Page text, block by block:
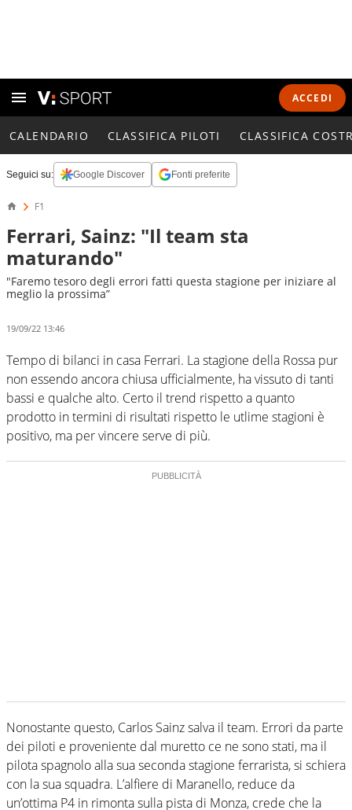
ACCEDI
CALENDARIO CLASSIFICA PILOTI CLASSIFICA
Seguici su: Google Discover Fonti preferite
F1
Ferrari, Sainz: "Il team sta
maturando"
"Faremo tesoro degli errori fatti questa stagione per iniziare al
meglio la prossima”
19/09/22 13:46
Tempo di bilanci in casa Ferrari. La stagione della Rossa pur
non essendo ancora chiusa ufficialmente, ha vissuto di tanti
bassi e qualche alto. Certo il trend rispetto a quanto
prodotto in termini di risultati rispetto le utlime stagioni è
positivo, ma per vincere serve di più.
Nonostante questo, Carlos Sainz salva il team. Errori da parte
dei piloti e proveniente dal muretto ce ne sono stati, ma il
pilota spagnolo alla sua seconda stagione ferrarista, si schiera
con la sua squadra. L’alfiere di Maranello, reduce da
un’ottima P4 in rimonta sulla pista di Monza, crede che la